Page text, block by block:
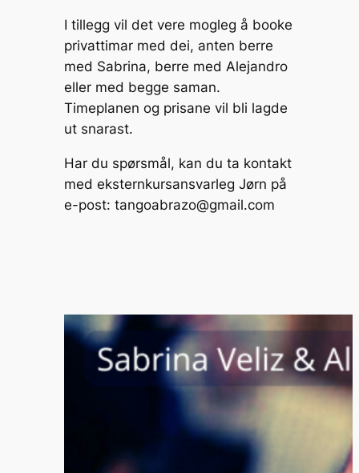
I tillegg vil det vere mogleg å booke
privattimar med dei, anten berre
med Sabrina, berre med Alejandro
eller med begge saman.
Timeplanen og prisane vil bli lagde
ut snarast.
Har du spørsmål, kan du ta kontakt
med eksternkursansvarleg Jørn på
e-post: tangoabrazo@gmail.com